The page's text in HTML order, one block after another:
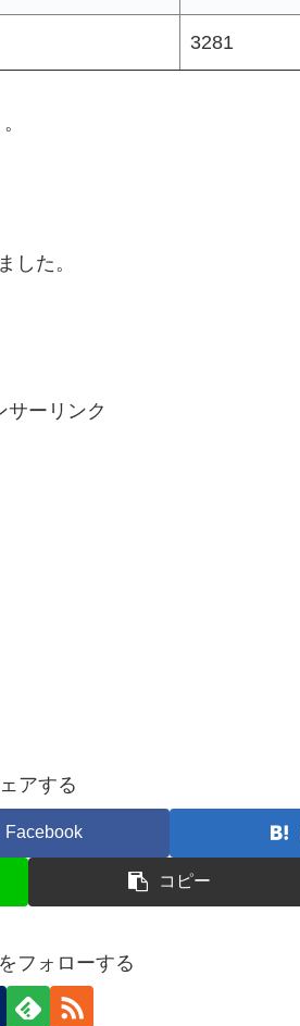
3281
した。
サーリンク
アする
Facebook
コピー
フォローする